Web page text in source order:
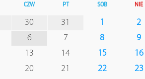
CZW PT SOB NIE
30 31 1
2
6 7 8
9
13 14 15
16
20 21 22
23